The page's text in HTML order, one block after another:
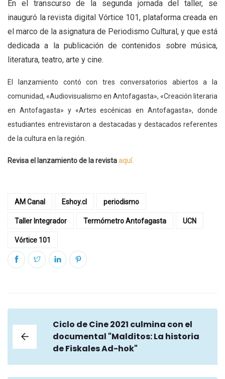
En el transcurso de la segunda jornada del taller, se
inauguró la revista digital Vórtice 101, plataforma creada en
el marco de la asignatura de Periodismo Cultural, y que está
dedicada a la publicación de contenidos sobre música,
literatura, teatro, arte y cine.
El lanzamiento contó con tres conversatorios abiertos a la
comunidad, «Audiovisualismo en Antofagasta», «Creación literaria
en Antofagasta» y «Artes escénicas en Antofagasta», donde
estudiantes entrevistaron a destacadas y destacados referentes
de la cultura en la región.
Revisa el lanzamiento de la revistaaquí.
AM Canal Eshoy.cl periodismo
Taller Integrador Termómetro Antofagasta UCN
Vórtice 101
Ciclo de Cine 2021 culmina con el
documental "Malditos: La historia
de Fiskales Ad-hok"